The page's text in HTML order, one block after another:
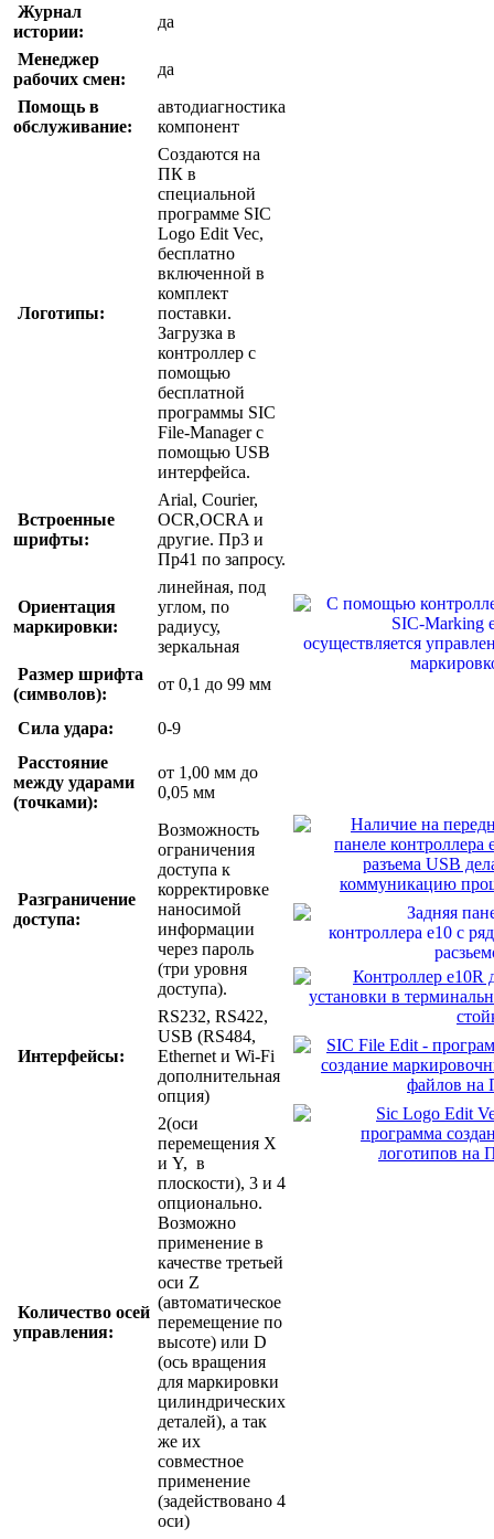
Журнал
истории:
да
Менеджер
рабочих смен:
да
Помощь в
обслуживание:
автодиагностика
компонент
Логотипы:
Создаются на
ПК в
специальной
программе SIC
Logo Edit Vec,
бесплатно
включенной в
комплект
поставки.
Загрузка в
контроллер с
помощью
бесплатной
программы SIC
File-Manager с
помощью USB
интерфейса.
Встроенные
шрифты:
Arial, Courier,
OCR,OCRA и
другие. Пр3 и
Пр41 по запросу.
Ориентация
маркировки:
линейная, под
углом, по
радиусу,
зеркальная
Размер шрифта
(символов):
от 0,1 до 99 мм
Сила удара:
0-9
Расстояние
между ударами
(точками):
от 1,00 мм до
0,05 мм
Разграничение
доступа:
Возможность
ограничения
доступа к
корректировке
наносимой
информации
через пароль
(три уровня
доступа).
Интерфейсы:
RS232, RS422,
USB (RS484,
Ethernet и Wi-Fi
дополнительная
опция)
Количество осей
управления:
2(оси
перемещения X
и Y, в
плоскости), 3 и 4
опционально.
Возможно
применение в
качестве третьей
оси Z
(автоматическое
перемещение по
высоте) или D
(ось вращения
для маркировки
цилиндрических
деталей), а так
же их
совместное
применение
(задействовано 4
оси)